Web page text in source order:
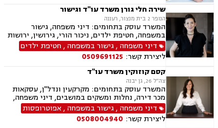
שירה חלי גורן משרד עו"ד וגישור
הנופר 2 בית מנצור, רעננה
המשרד עוסק בתחומים: דיני משפחה, גישור
במשפחה, חטיפת ילדים, ניכור הורי, גירושין, ירושות
וצוואות, ייפוי כוח מתמשך, אפוטרופסות, משמורת,
מזונות, אבהות, מעמד אישי, חלוקת רכוש, תיאום
הורי, ידועים בציבור, הסכמי ממון, זמני שהות, הורות
חד מינית, נישואים אזרחיים, חלוקת רכוש
דיני משפחה ,גישור במשפחה , חטיפת ילדים
ליצירת קשר: 0509691125
קסם קוזוקין משרד עו"ד
צה״ל 26, גן יבנה
המשרד עוסק בתחומים: מקרקעין ונדל"ן, עסקאות
מכר דירה, נחלות ומשקים במושבים, דיני משפחה,
גישור במשפחה, אפוטרופסות, הסכמי ממון, אבהות,
מזונות, משמורת, גירושין, הורות חד מינית, חלוקת
רכוש, חטיפת ילדים, ניכור הורי
דיני משפחה ,גישור במשפחה ,אפוטרופסות
ליצירת קשר: 0508004940